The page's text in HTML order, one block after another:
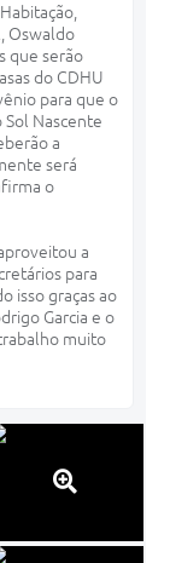
Oswaldo
que serão
do CDHU
para que o
Nascente
a
será
o
a
para
isso graças ao
Garcia e o
muito